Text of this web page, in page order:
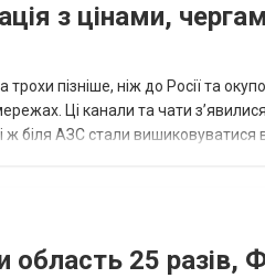
з цінами,
пізніше, ніж до Росії та
Ці канали та чати
АЗС стали вишиковуватися
область 25 разів,